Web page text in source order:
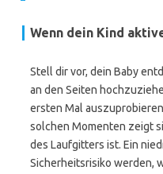
Wenn dein Kind
Stell dir vor, dein Baby
an den Seiten
ersten Mal
solchen Momenten zeigt
des Laufgitters ist. Ein
Sicherheitsrisiko werden,